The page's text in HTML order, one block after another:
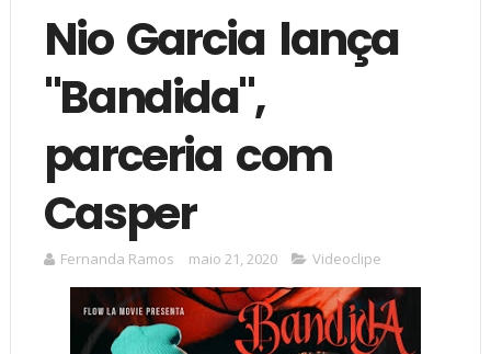
Nio Garcia lança
"Bandida",
parceria com
Casper
Fernanda Ramos maio 21, 2020 Videoclipe